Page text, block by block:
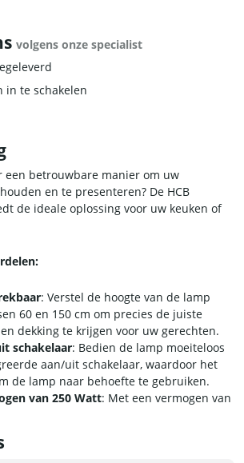
volgens onze specialist
in te schakelen
een betrouwbare manier om uw
en te presenteren? De HCB
de ideale oplossing voor uw keuken of
: Verstel de hoogte van de lamp
60 en 150 cm om precies de juiste
dekking te krijgen voor uw gerechten.
schakelaar: Bedien de lamp moeiteloos
aan/uit schakelaar, waardoor het
de lamp naar behoefte te gebruiken.
van 250 Watt: Met een vermogen van
warm blijven, klaar om te serveren.
kleur